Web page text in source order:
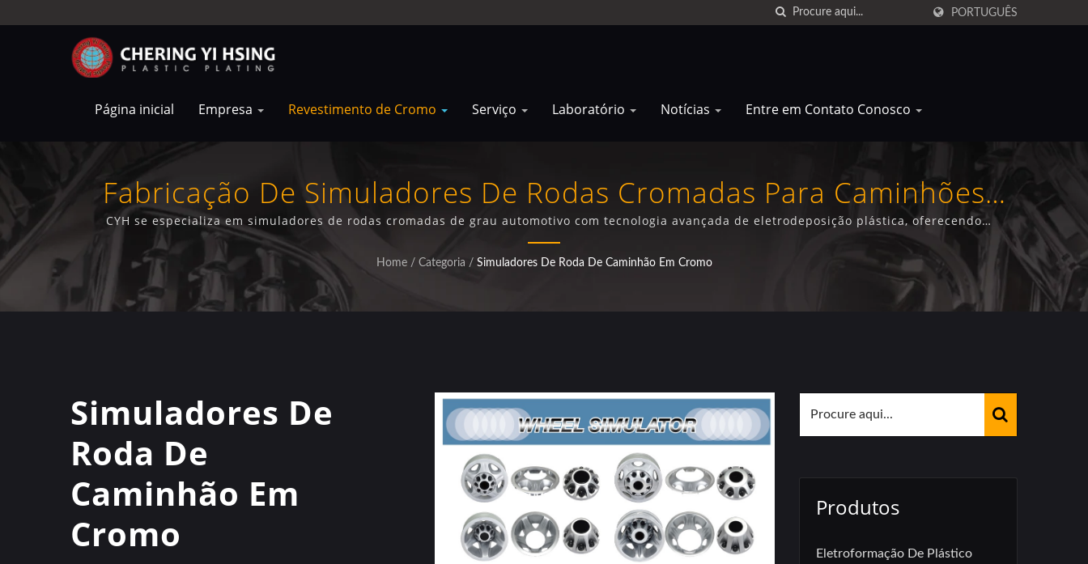
PORTUGUÊS
Página inicial Empresa Revestimento de Cromo Serviço Laboratório Notícias Entre em Contato Conosco
Fabricação De Simuladores De Rodas Cromadas Para Caminhões
Profissionais
CYH se especializa em simuladores de rodas cromadas de grau automotivo com tecnologia avançada de eletrodeposição plástica, oferecendo
acabamentos duráveis em cromo escuro e acetinado com proteção de garantia abrangente.
Home / Categoria / Simuladores De Roda De Caminhão Em Cromo
Simuladores De
Roda De
Caminhão Em
Cromo
Produtos
Eletroformação De Plástico